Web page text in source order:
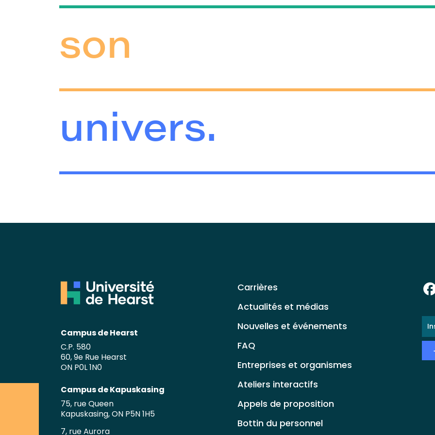
son
univers.
Campus de Hearst
C.P. 580
60, 9e Rue Hearst
ON P0L 1N0
Campus de Kapuskasing
75, rue Queen
Kapuskasing, ON P5N 1H5
7, rue Aurora
Carrières
Actualités et médias
Nouvelles et événements
FAQ
Entreprises et organismes
Ateliers interactifs
Appels de proposition
Bottin du personnel
E-
*